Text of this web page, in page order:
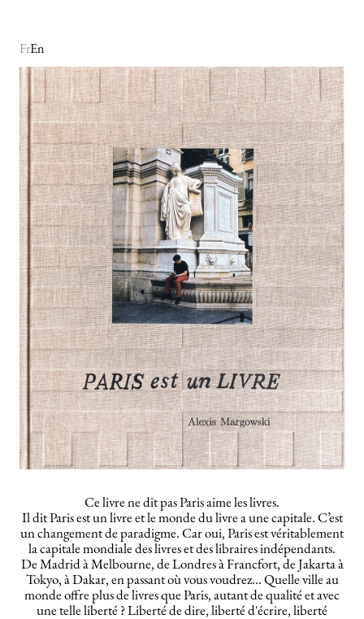
FrEn
Ce livre ne dit pas Paris aime les livres.
Il dit Paris est un livre et le monde du livre a une capitale. C’est
un changement de paradigme. Car oui, Paris est véritablement
la capitale mondiale des livres et des libraires indépendants.
De Madrid à Melbourne, de Londres à Francfort, de Jakarta à
Tokyo, à Dakar, en passant où vous voudrez... Quelle ville au
monde offre plus de livres que Paris, autant de qualité et avec
une telle liberté ? Liberté de dire, liberté d'écrire, liberté